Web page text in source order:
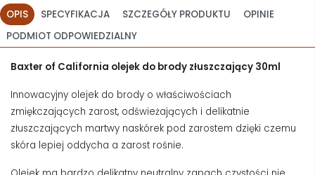
OPIS SPECYFIKACJA SZCZEGÓŁY PRODUKTU
OPINIE
PODMIOT ODPOWIEDZIALNY
Baxter of California olejek do brody złuszczający 30ml
Innowacyjny olejek do brody o właściwościach
zmiękczających zarost, odświeżających i delikatnie
złuszczających martwy naskórek pod zarostem dzięki czemu
skóra lepiej oddycha a zarost rośnie.